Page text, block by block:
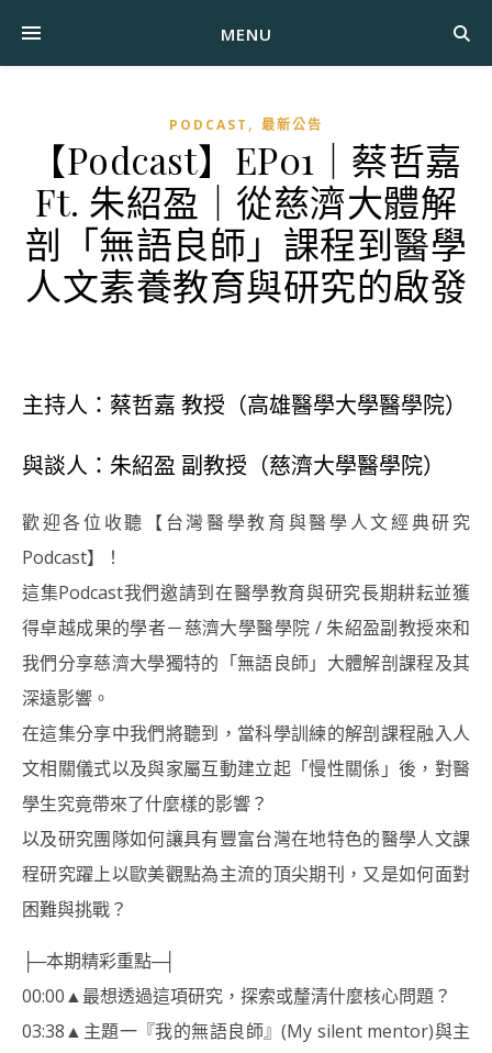
MENU
PODCAST , 最新公告
【Podcast】EP01｜蔡哲嘉
Ft. 朱紹盈｜從慈濟大體解
剖「無語良師」課程到醫學
人文素養教育與研究的啟發
主持人：蔡哲嘉 教授（高雄醫學大學醫學院）
與談人：朱紹盈 副教授（慈濟大學醫學院）
歡迎各位收聽【台灣醫學教育與醫學人文經典研究
Podcast】！
這集Podcast我們邀請到在醫學教育與研究長期耕耘並獲
得卓越成果的學者－慈濟大學醫學院 / 朱紹盈副教授來和
我們分享慈濟大學獨特的「無語良師」大體解剖課程及其
深遠影響。
在這集分享中我們將聽到，當科學訓練的解剖課程融入人
文相關儀式以及與家屬互動建立起「慢性關係」後，對醫
學生究竟帶來了什麼樣的影響？
以及研究團隊如何讓具有豐富台灣在地特色的醫學人文課
程研究躍上以歐美觀點為主流的頂尖期刊，又是如何面對
困難與挑戰？
├─本期精彩重點─┤
00:00▲最想透過這項研究，探索或釐清什麼核心問題？
03:38▲主題一『我的無語良師』(My silent mentor)與主